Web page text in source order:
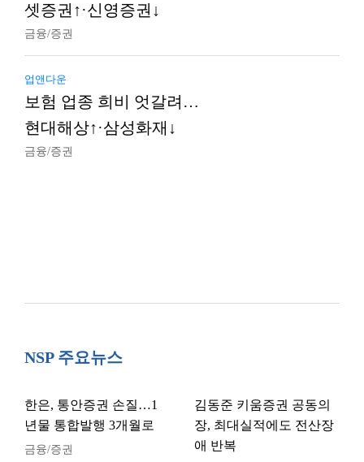
셋증권↑·신영증권↓
금융/증권
업앤다운
보험 업종 희비 엇갈려…
현대해상↑·삼성화재↓
금융/증권
NSP 주요뉴스
한은, 통안증권 손질…1
년물 통합발행 3개월로
금융/증권
김동준 키움증권 공동의
장, 최대실적에도 전산장
애 반복